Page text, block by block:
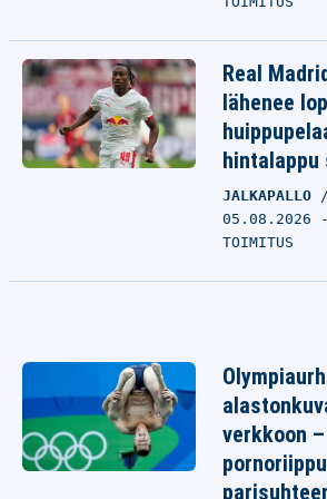
Real
lähenee
hintalappu
JALKAPALLO
05.08.2026
TOIMITUS
verkkoon –